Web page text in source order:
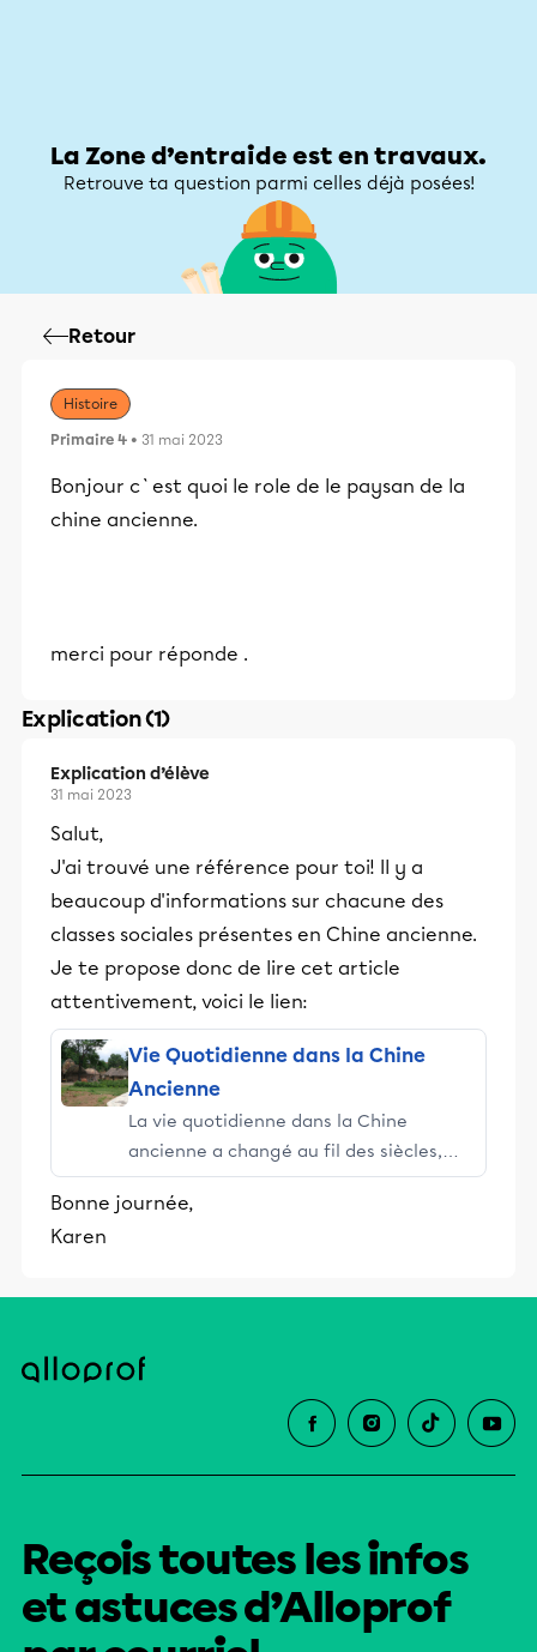
La Zone d’entraide est en travaux.
Retrouve ta question parmi celles déjà posées!
Retour
Histoire
Primaire 4 • 31 mai 2023
Bonjour c`est quoi le role de le paysan de la
chine ancienne.
merci pour réponde .
Explication (1)
Explication d’élève
31 mai 2023
Salut,
J'ai trouvé une référence pour toi! Il y a
beaucoup d'informations sur chacune des
classes sociales présentes en Chine ancienne.
Je te propose donc de lire cet article
attentivement, voici le lien:
Vie Quotidienne dans la Chine
Ancienne
La vie quotidienne dans la Chine
ancienne a changé au fil des siècles,
mais elle reflétait les valeurs de la
présence des dieux et des ancêtres à
Bonne journée,
Karen
Reçois toutes les infos
et astuces d’Alloprof